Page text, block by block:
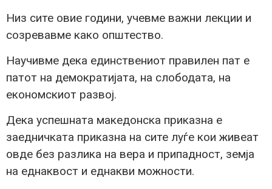
Низ сите овие години, учевме важни лекции и
созревавме како општество.
Научивме дека единствениот правилен пат е
патот на демократијата, на слободата, на
економскиот развој.
Дека успешната македонска приказна е
заедничката приказна на сите луѓе кои живеат
овде без разлика на вера и припадност, земја
на еднаквост и еднакви можности.